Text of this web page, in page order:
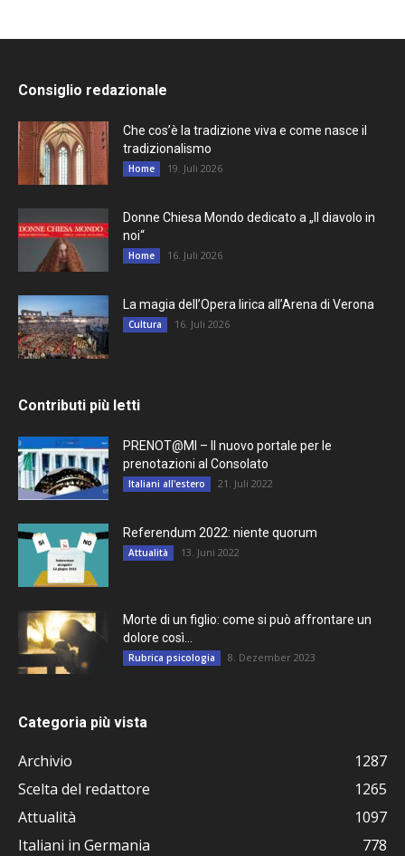
Consiglio redazionale
Che cos’è la tradizione viva e come nasce il
tradizionalismo
Home 19. Juli 2026
Donne Chiesa Mondo dedicato a „Il diavolo in
noi“
Home 16. Juli 2026
La magia dell’Opera lirica all’Arena di Verona
Cultura 16. Juli 2026
Contributi più letti
PRENOT@MI – Il nuovo portale per le
prenotazioni al Consolato
Italiani all'estero 21. Juli 2022
Referendum 2022: niente quorum
Attualità 13. Juni 2022
Morte di un figlio: come si può affrontare un
dolore così...
Rubrica psicologia 8. Dezember 2023
Categoria più vista
Archivio
1287
Scelta del redattore
1265
Attualità
1097
Italiani in Germania
778